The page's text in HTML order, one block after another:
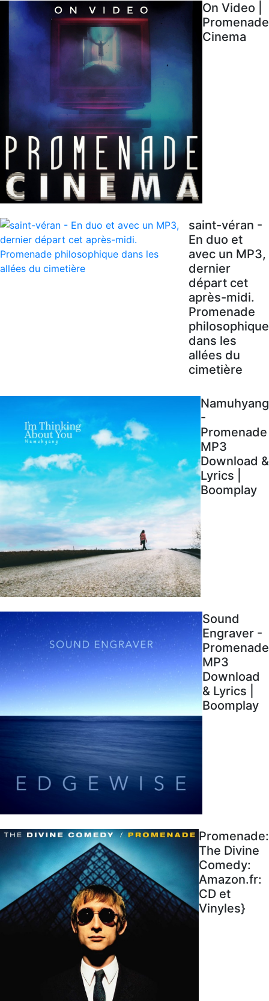
On Video |
Promenade
Cinema
saint-véran -
En duo et
avec un MP3,
dernier
départ cet
après-midi.
Promenade
philosophique
dans les
allées du
cimetière
Namuhyang
-
Promenade
MP3
Download &
Lyrics |
Boomplay
Sound
Engraver -
Promenade
MP3
Download
& Lyrics |
Boomplay
Promenade:
The Divine
Comedy:
Amazon.fr:
CD et
Vinyles}